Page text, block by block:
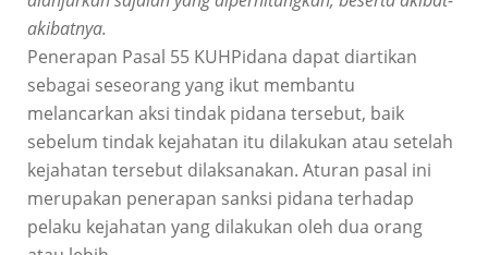
akibatnya.
Penerapan Pasal 55 KUHPidana dapat diartikan
sebagai seseorang yang ikut membantu
melancarkan aksi tindak pidana tersebut, baik
sebelum tindak kejahatan itu dilakukan atau setelah
kejahatan tersebut dilaksanakan. Aturan pasal ini
merupakan penerapan sanksi pidana terhadap
pelaku kejahatan yang dilakukan oleh dua orang